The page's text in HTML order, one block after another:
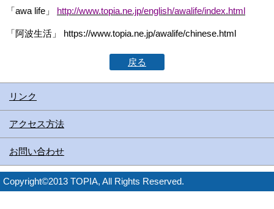
「awa life」 http://www.topia.ne.jp/english/awalife/index.html
「阿波生活」 https://www.topia.ne.jp/awalife/chinese.html
戻る
リンク
アクセス方法
お問い合わせ
Copyright©2013 TOPIA, All Rights Reserved.